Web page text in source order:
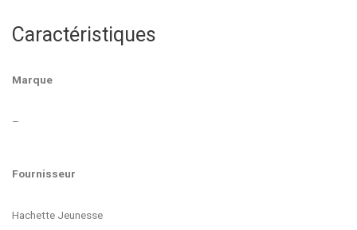
Caractéristiques
Marque
–
Fournisseur
Hachette Jeunesse